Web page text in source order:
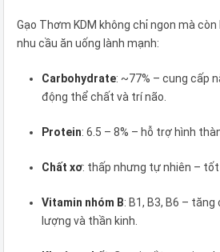
Gạo Thơm KDM không chỉ ngon mà
nhu cầu ăn uống lành mạnh:
Carbohydrate: ~77% – cung cấp
động thể chất và trí não.
Protein: 6.5 – 8% – hỗ trợ hình
Chất xơ: thấp nhưng tự nhiên – tốt
Vitamin nhóm B: B1, B3, B6 –
lượng và thần kinh.